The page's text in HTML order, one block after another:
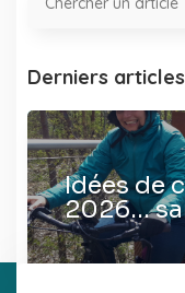
Derniers articles
Idées de
2026…